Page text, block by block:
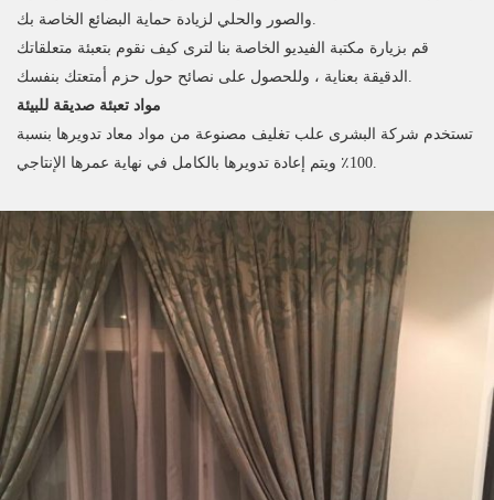
قم بزيارة مكتبة الفيديو الخاصة بنا لترى كيف نقوم بتعبئة متعلقاتك
مواد تعبئة صديقة للبيئة
تستخدم شركة البشرى علب تغليف مصنوعة من مواد معاد تدويرها بنسبة